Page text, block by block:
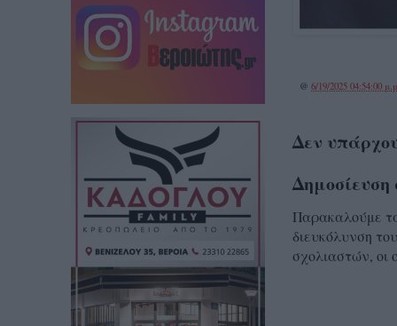
@ 6/19/2025 04:54:00
Δεν
Δημοσίευση
Παρακαλούμε
διευκόλυνση
σχολιαστών, οι